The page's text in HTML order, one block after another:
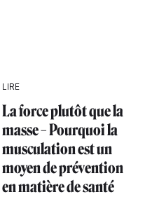
LIRE
La force plutôt que la
masse – Pourquoi la
musculation est un
moyen de prévention
en matière de santé